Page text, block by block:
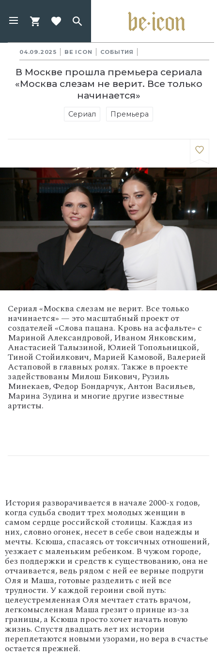
04.09.2025 BE ICON СОБЫТИЯ
В Москве прошла премьера сериала
«Москва слезам не верит. Все только
начинается»
Сериал Премьера
Сериал «Москва слезам не верит. Все только
начинается» — это масштабный проект от
создателей «Слова пацана. Кровь на асфальте» с
Мариной Александровой, Иваном Янковским,
Анастасией Талызиной, Юлией Топольницкой,
Тиной Стойилкович, Марией Камовой, Валерией
Астаповой в главных ролях. Также в проекте
задействованы Милош Бикович, Рузиль
Минекаев, Федор Бондарчук, Антон Васильев,
Марина Зудина и многие другие известные
артисты.
История разворачивается в начале 2000-х годов,
когда судьба сводит трех молодых женщин в
самом сердце российской столицы. Каждая из
них, словно огонек, несет в себе свои надежды и
мечты. Ксюша, спасаясь от токсичных отношений,
уезжает с маленьким ребенком. В чужом городе,
без поддержки и средств к существованию, она не
отчаивается, ведь рядом с ней ее верные подруги
Оля и Маша, готовые разделить с ней все
трудности. У каждой героини свой путь:
целеустремленная Оля мечтает стать врачом,
легкомысленная Маша грезит о принце из-за
границы, а Ксюша просто хочет начать новую
жизнь. Спустя двадцать лет их истории
переплетаются новыми узорами, но вера в счастье
остается прежней.